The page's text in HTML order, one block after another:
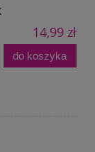
14,99 zł
do koszyka